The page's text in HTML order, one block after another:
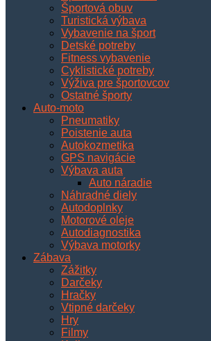
Športová obuv
Turistická výbava
Vybavenie na šport
Detské potreby
Fitness vybavenie
Cyklistické potreby
Výživa pre športovcov
Ostatné športy
Auto-moto
Pneumatiky
Poistenie auta
Autokozmetika
GPS navigácie
Výbava auta
Auto náradie
Náhradné diely
Autodoplnky
Motorové oleje
Autodiagnostika
Výbava motorky
Zábava
Zážitky
Darčeky
Hračky
Vtipné darčeky
Hry
Filmy